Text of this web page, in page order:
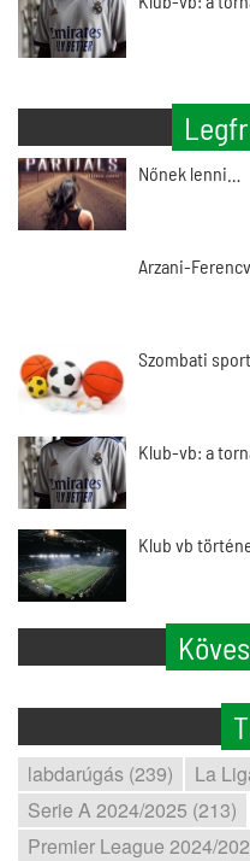
Nőnek lenni…
Arzani-
Szombati
Klub-vb: a
Klub vb
labdarúgás (239)
La
Serie A 2024/2025 (213)
Premier League 2024/